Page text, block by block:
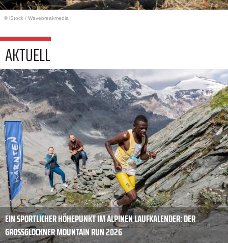
© iStock / Wavebreakmedia
AKTUELL
EIN SPORTLICHER HÖHEPUNKT IM ALPINEN LAUFKALENDER: DER
GROSSGLOCKNER MOUNTAIN RUN 2026